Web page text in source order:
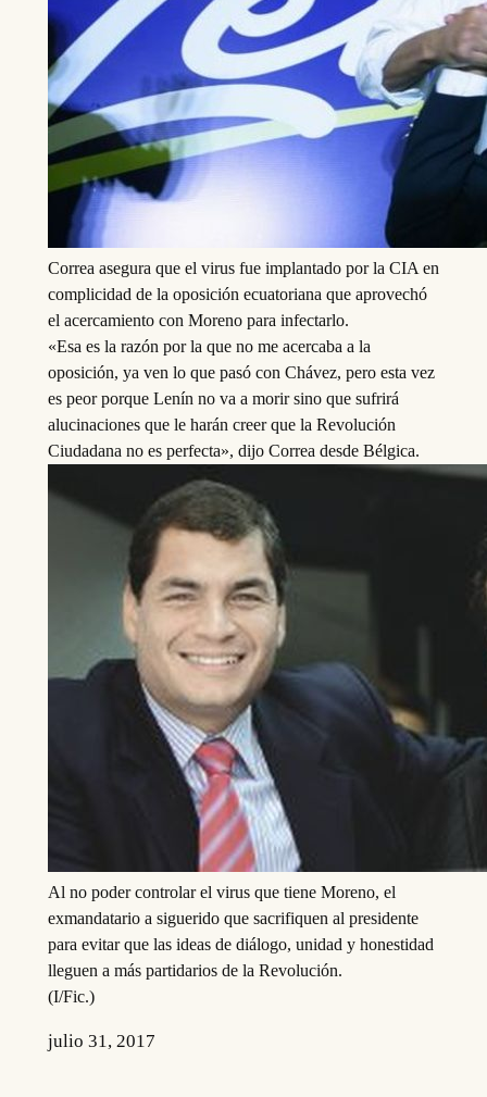
Correa asegura que el virus fue implantado por la CIA en
complicidad de la oposición ecuatoriana que aprovechó
el acercamiento con Moreno para infectarlo.
«Esa es la razón por la que no me acercaba a la
oposición, ya ven lo que pasó con Chávez, pero esta vez
es peor porque Lenín no va a morir sino que sufrirá
alucinaciones que le harán creer que la Revolución
Ciudadana no es perfecta», dijo Correa desde Bélgica.
Al no poder controlar el virus que tiene Moreno, el
exmandatario a siguerido que sacrifiquen al presidente
para evitar que las ideas de diálogo, unidad y honestidad
lleguen a más partidarios de la Revolución.
(I/Fic.)
julio 31, 2017